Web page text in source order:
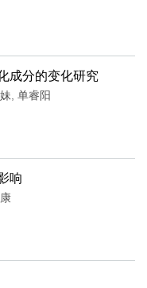
成分的变化研究
单睿阳
响